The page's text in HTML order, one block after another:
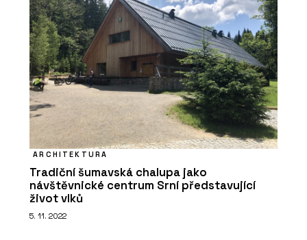
ČLÁNKY
Zvenku moderní a účelná
architektura, uvnitř kvalitní prostory
pro výuku a velkorysé atrium – novou
budovu ekonomické fakulty v Ostravě
brzy zaplní studenti
ARCHITEKTURA
Tradiční šumavská chalupa jako
návštěvnické centrum Srní představující
život vlků
5. 11. 2022